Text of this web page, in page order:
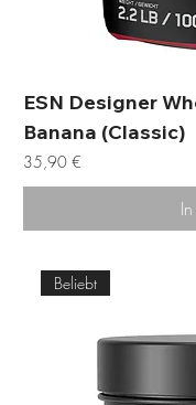
ESN Designer
Banana (Classic)
Preis
35,90 €
Beliebt